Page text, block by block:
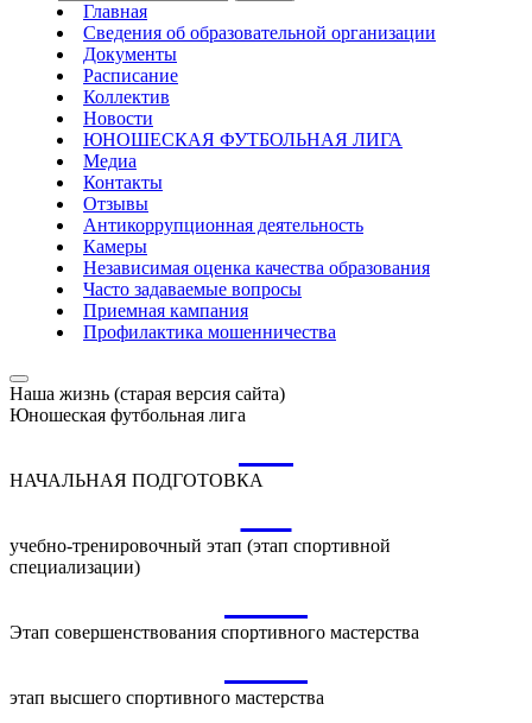
Главная
Сведения об образовательной организации
Документы
Расписание
Коллектив
Новости
ЮНОШЕСКАЯ ФУТБОЛЬНАЯ ЛИГА
Медиа
Контакты
Отзывы
Антикоррупционная деятельность
Камеры
Независимая оценка качества образования
Часто задаваемые вопросы
Приемная кампания
Профилактика мошенничества
Наша жизнь (старая версия сайта)
Юношеская футбольная лига
НАЧАЛЬНАЯ ПОДГОТОВКА
учебно-тренировочный этап (этап спортивной
специализации)
Этап совершенствования спортивного мастерства
этап высшего спортивного мастерства